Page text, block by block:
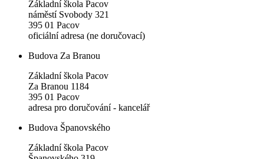
Základní škola Pacov
náměstí Svobody 321
395 01 Pacov
oficiální adresa (ne doručovací)
Budova Za Branou
Základní škola Pacov
Za Branou 1184
395 01 Pacov
adresa pro doručování - kancelář
Budova Španovského
Základní škola Pacov